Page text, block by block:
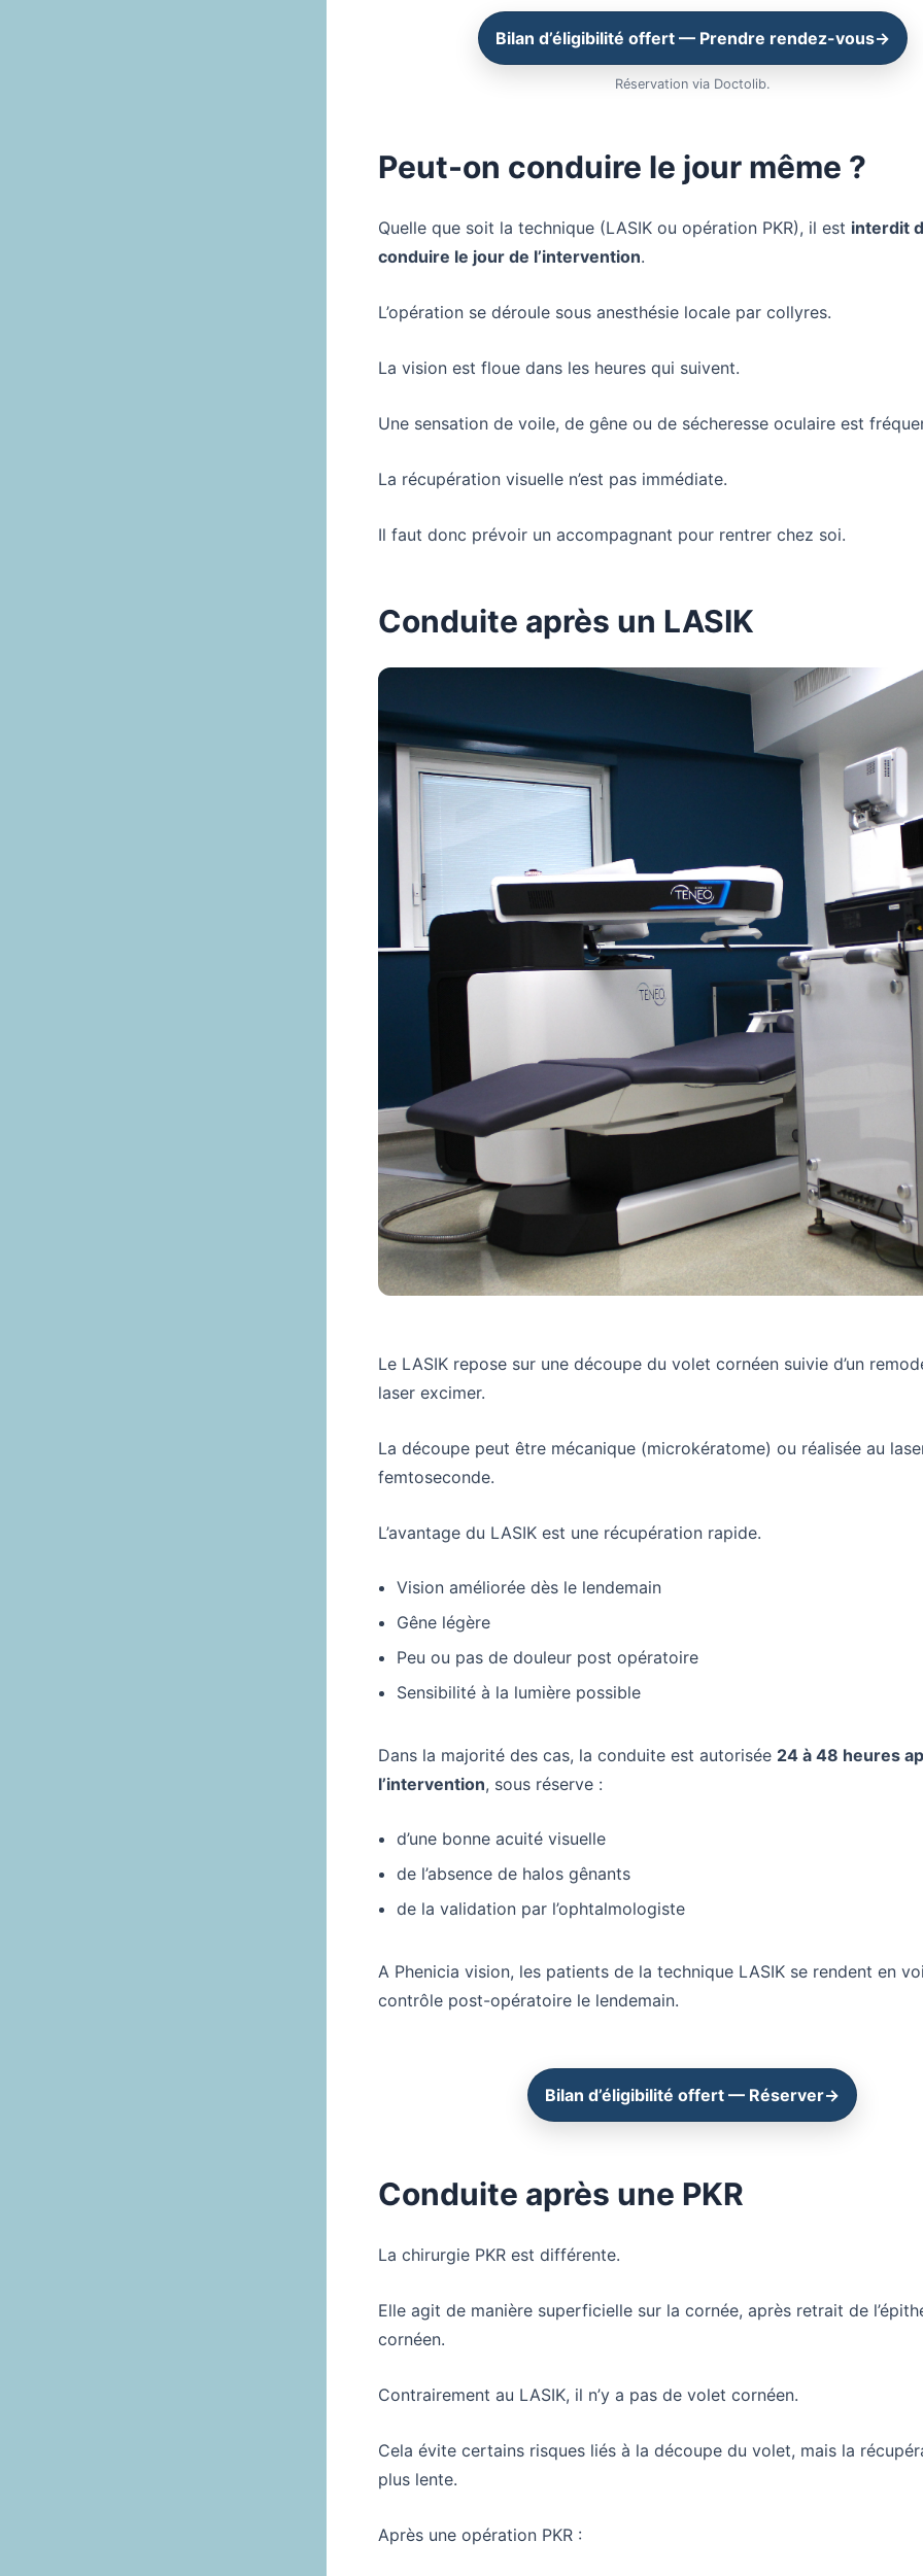
Bilan d’éligibilité offert — Prendre rendez-vous→
Réservation via Doctolib.
Peut-on conduire le jour même ?
Quelle que soit la technique (LASIK ou opération PKR), il est interdit
conduire le jour de l’intervention.
L’opération se déroule sous anesthésie locale par collyres.
La vision est floue dans les heures qui suivent.
Une sensation de voile, de gêne ou de sécheresse oculaire est
La récupération visuelle n’est pas immédiate.
Il faut donc prévoir un accompagnant pour rentrer chez soi.
Conduite après un LASIK
Le LASIK repose sur une découpe du volet cornéen suivie d’un
laser excimer.
La découpe peut être mécanique (microkératome) ou réalisée au
femtoseconde.
L’avantage du LASIK est une récupération rapide.
Vision améliorée dès le lendemain
Gêne légère
Peu ou pas de douleur post opératoire
Sensibilité à la lumière possible
Dans la majorité des cas, la conduite est autorisée 24 à 48 heures
l’intervention, sous réserve :
d’une bonne acuité visuelle
de l’absence de halos gênants
de la validation par l’ophtalmologiste
A Phenicia vision, les patients de la technique LASIK se rendent en
contrôle post-opératoire le lendemain.
Bilan d’éligibilité offert — Réserver→
Conduite après une PKR
La chirurgie PKR est différente.
Elle agit de manière superficielle sur la cornée, après retrait de
cornéen.
Contrairement au LASIK, il n’y a pas de volet cornéen.
Cela évite certains risques liés à la découpe du volet, mais la
plus lente.
Après une opération PKR :